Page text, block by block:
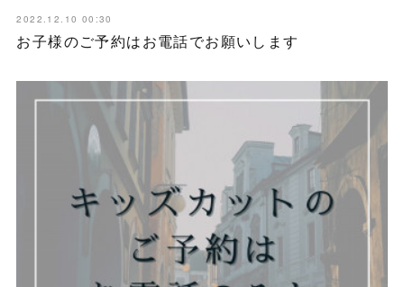
2022.12.10 00:30
お子様のご予約はお電話でお願いします